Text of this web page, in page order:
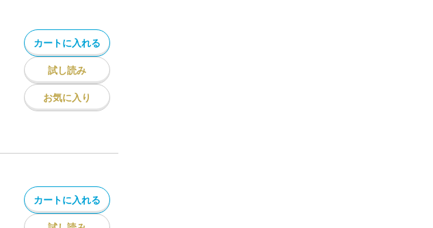
カートに入れる
試し読み
お気に入り
カートに入れる